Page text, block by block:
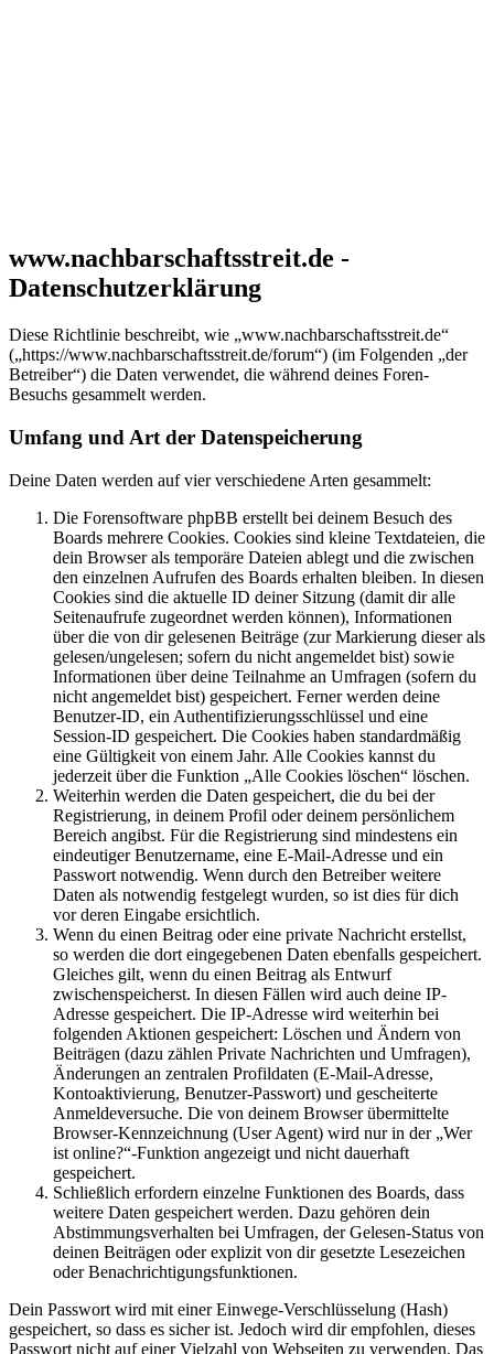
www.nachbarschaftsstreit.de -
Datenschutzerklärung
Diese Richtlinie beschreibt, wie „www.nachbarschaftsstreit.de“
(„https://www.nachbarschaftsstreit.de/forum“) (im Folgenden „der
Betreiber“) die Daten verwendet, die während deines Foren-
Besuchs gesammelt werden.
Umfang und Art der Datenspeicherung
Deine Daten werden auf vier verschiedene Arten gesammelt:
Die Forensoftware phpBB erstellt bei deinem Besuch des
Boards mehrere Cookies. Cookies sind kleine Textdateien, die
dein Browser als temporäre Dateien ablegt und die zwischen
den einzelnen Aufrufen des Boards erhalten bleiben. In diesen
Cookies sind die aktuelle ID deiner Sitzung (damit dir alle
Seitenaufrufe zugeordnet werden können), Informationen
über die von dir gelesenen Beiträge (zur Markierung dieser als
gelesen/ungelesen; sofern du nicht angemeldet bist) sowie
Informationen über deine Teilnahme an Umfragen (sofern du
nicht angemeldet bist) gespeichert. Ferner werden deine
Benutzer-ID, ein Authentifizierungsschlüssel und eine
Session-ID gespeichert. Die Cookies haben standardmäßig
eine Gültigkeit von einem Jahr. Alle Cookies kannst du
jederzeit über die Funktion „Alle Cookies löschen“ löschen.
Weiterhin werden die Daten gespeichert, die du bei der
Registrierung, in deinem Profil oder deinem persönlichem
Bereich angibst. Für die Registrierung sind mindestens ein
eindeutiger Benutzername, eine E-Mail-Adresse und ein
Passwort notwendig. Wenn durch den Betreiber weitere
Daten als notwendig festgelegt wurden, so ist dies für dich
vor deren Eingabe ersichtlich.
Wenn du einen Beitrag oder eine private Nachricht erstellst,
so werden die dort eingegebenen Daten ebenfalls gespeichert.
Gleiches gilt, wenn du einen Beitrag als Entwurf
zwischenspeicherst. In diesen Fällen wird auch deine IP-
Adresse gespeichert. Die IP-Adresse wird weiterhin bei
folgenden Aktionen gespeichert: Löschen und Ändern von
Beiträgen (dazu zählen Private Nachrichten und Umfragen),
Änderungen an zentralen Profildaten (E-Mail-Adresse,
Kontoaktivierung, Benutzer-Passwort) und gescheiterte
Anmeldeversuche. Die von deinem Browser übermittelte
Browser-Kennzeichnung (User Agent) wird nur in der „Wer
ist online?“-Funktion angezeigt und nicht dauerhaft
gespeichert.
Schließlich erfordern einzelne Funktionen des Boards, dass
weitere Daten gespeichert werden. Dazu gehören dein
Abstimmungsverhalten bei Umfragen, der Gelesen-Status von
deinen Beiträgen oder explizit von dir gesetzte Lesezeichen
oder Benachrichtigungsfunktionen.
Dein Passwort wird mit einer Einwege-Verschlüsselung (Hash)
gespeichert, so dass es sicher ist. Jedoch wird dir empfohlen, dieses
Passwort nicht auf einer Vielzahl von Webseiten zu verwenden. Das